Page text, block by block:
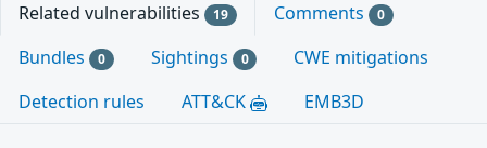
Related vulnerabilities 19 Comments 0
Bundles 0 Sightings 0
CWE mitigations
Detection rules
ATT&CK EMB3D